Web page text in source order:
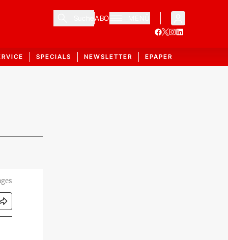
ABO
SPECIALS NEWSLETTER EPAPER